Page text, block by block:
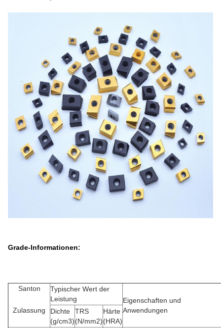
Grade-Informationen:
Santon
Zulassung
Typischer Wert der
Leistung
Eigenschaften und
Anwendungen
Dichte
(g/cm3)
TRS
(N/mm2)
Härte
(HRA)